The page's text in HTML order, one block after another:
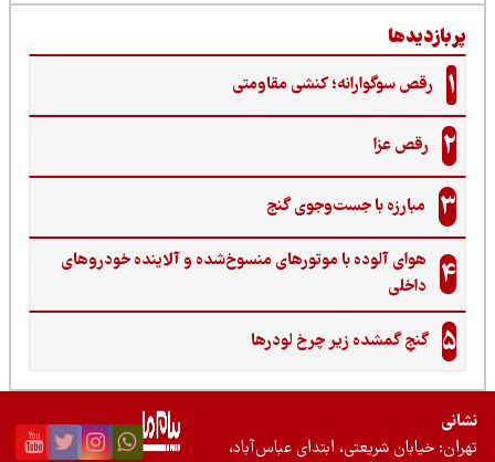
رقص سوگوارانه؛ کنشی مقاومتی
رقص عزا
مبارزه با جست‌وجوی گنج‌
هوای آلوده با موتورهای منسوخ‌شده و آلاینده خودروهای
داخلی
گنجِ گمشده زیر چرخ لودرها
خیابان شریعتی، ابتدای عباس‌آباد،